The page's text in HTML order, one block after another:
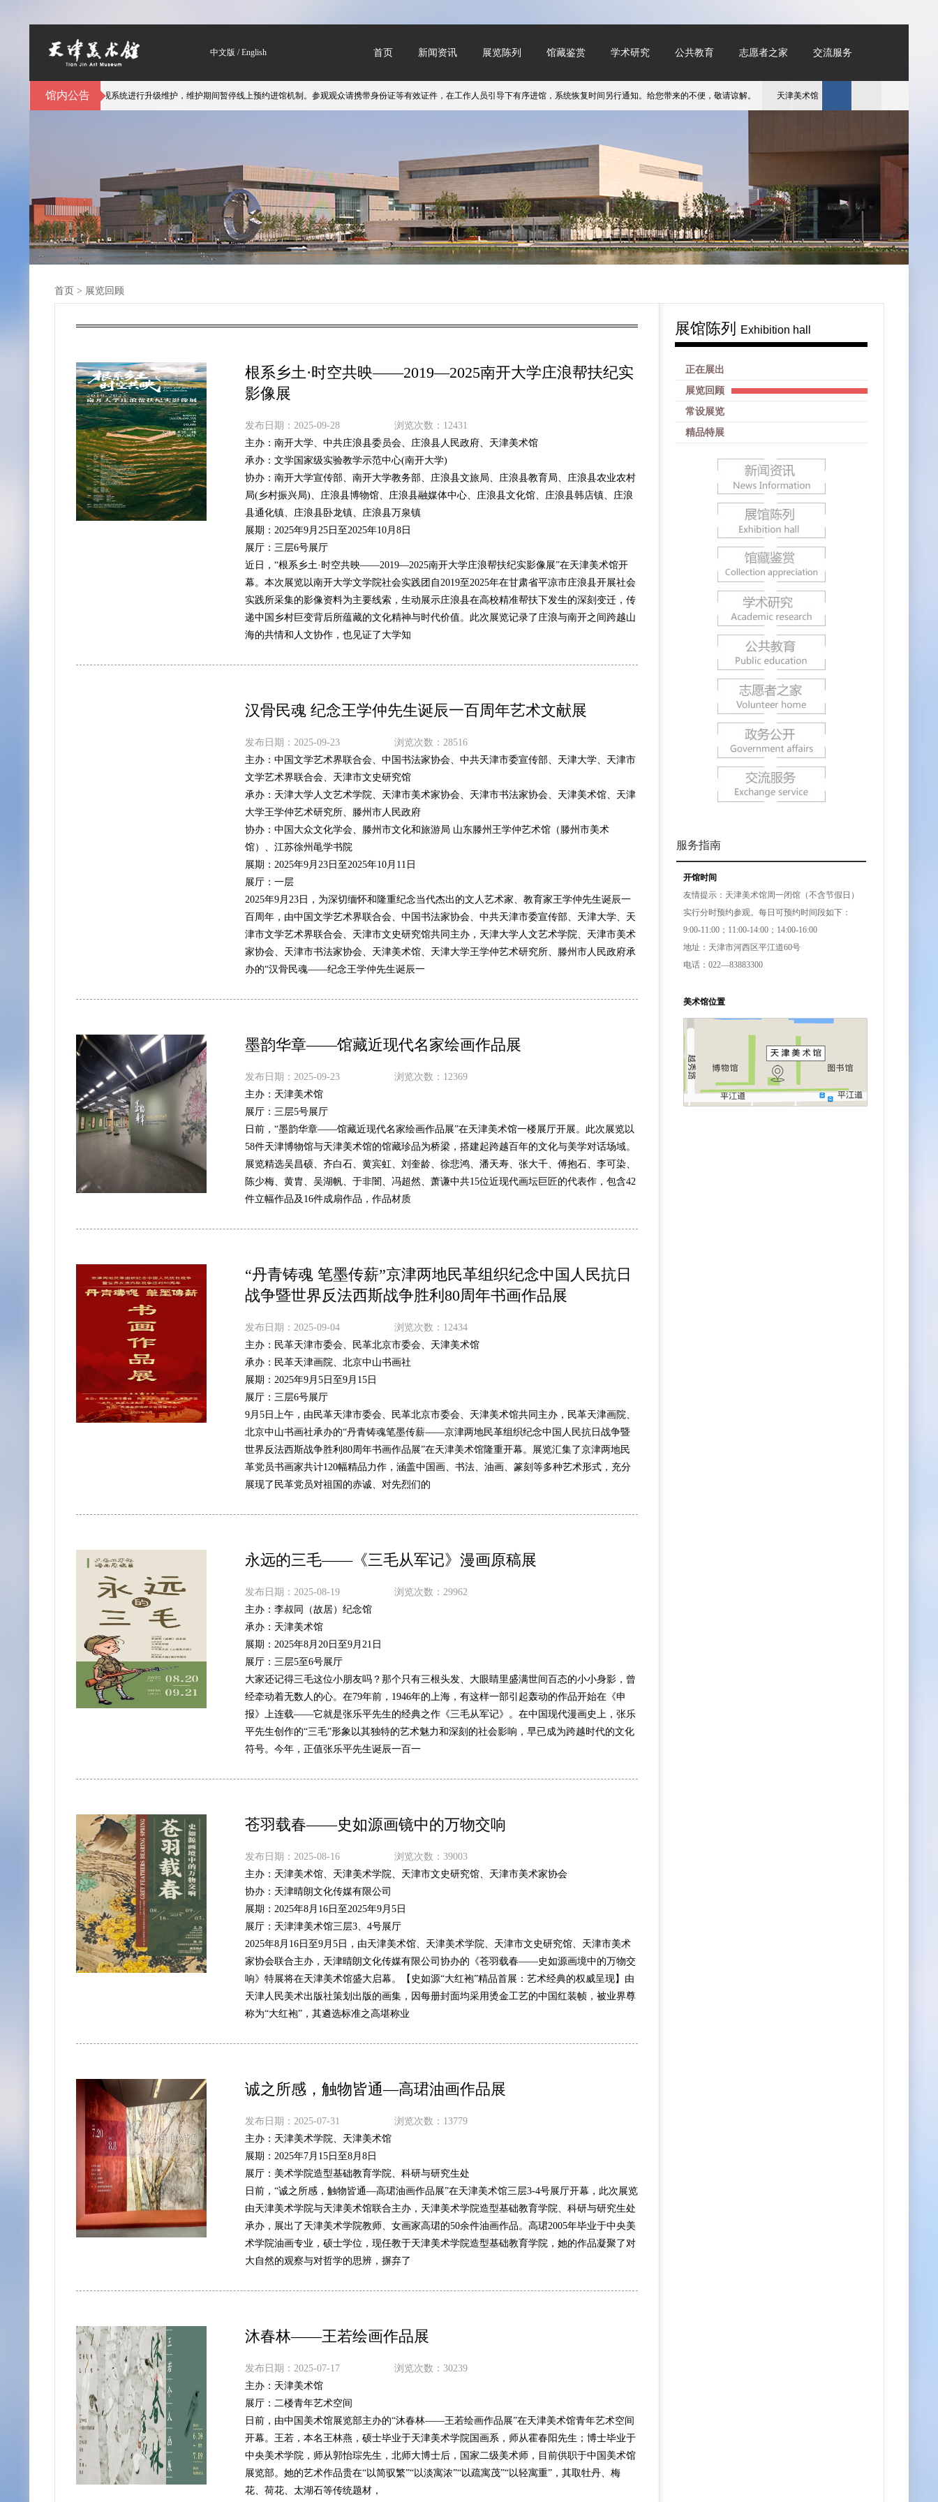
中文版 /English 首页 新闻资讯 展览陈列 馆藏鉴赏 学术研究 公共教育 志愿者之家 交流服务
馆内公告
3月6日起对预约参观系统进行升级维护，维护期间暂停线上预约进馆机制。参观观众请携带身份证等有效证件，在工作人员引导下有序进馆，系统恢复时间另行通知。给您带来的不便，敬请谅解。 天津美术馆春节假期开放时间为1月28日（除夕
首页 > 展览回顾
根系乡土·时空共映——2019—2025南开大学庄浪帮扶纪实
影像展
发布日期：2025-09-28
浏览次数：12431
主办： 南开大学、中共庄浪县委员会、庄浪县人民政府、天津美术馆
承办： 文学国家级实验教学示范中心(南开大学)
协办： 南开大学宣传部、南开大学教务部、庄浪县文旅局、庄浪县教育局、庄浪县农业农村
局(乡村振兴局)、庄浪县博物馆、庄浪县融媒体中心、庄浪县文化馆、庄浪县韩店镇、庄浪
县通化镇、庄浪县卧龙镇、庄浪县万泉镇
展期： 2025年9月25日至2025年10月8日
展厅： 三层6号展厅
近日，“根系乡土·时空共映——2019—2025南开大学庄浪帮扶纪实影像展”在天津美术馆开
幕。本次展览以南开大学文学院社会实践团自2019至2025年在甘肃省平凉市庄浪县开展社会
实践所采集的影像资料为主要线索，生动展示庄浪县在高校精准帮扶下发生的深刻变迁，传
递中国乡村巨变背后所蕴藏的文化精神与时代价值。此次展览记录了庄浪与南开之间跨越山
海的共情和人文协作，也见证了大学知
汉骨民魂 纪念王学仲先生诞辰一百周年艺术文献展
发布日期：2025-09-23
浏览次数：28516
主办： 中国文学艺术界联合会、中国书法家协会、中共天津市委宣传部、天津大学、天津市
文学艺术界联合会、天津市文史研究馆
承办： 天津大学人文艺术学院、天津市美术家协会、天津市书法家协会、天津美术馆、天津
大学王学仲艺术研究所、滕州市人民政府
协办： 中国大众文化学会、滕州市文化和旅游局 山东滕州王学仲艺术馆（滕州市美术
馆）、江苏徐州黾学书院
展期： 2025年9月23日至2025年10月11日
展厅： 一层
2025年9月23日，为深切缅怀和隆重纪念当代杰出的文人艺术家、教育家王学仲先生诞辰一
百周年，由中国文学艺术界联合会、中国书法家协会、中共天津市委宣传部、天津大学、天
津市文学艺术界联合会、天津市文史研究馆共同主办，天津大学人文艺术学院、天津市美术
家协会、天津市书法家协会、天津美术馆、天津大学王学仲艺术研究所、滕州市人民政府承
办的“汉骨民魂——纪念王学仲先生诞辰一
墨韵华章——馆藏近现代名家绘画作品展
发布日期：2025-09-23
浏览次数：12369
主办： 天津美术馆
展厅： 三层5号展厅
日前，“墨韵华章——馆藏近现代名家绘画作品展”在天津美术馆一楼展厅开展。此次展览以
58件天津博物馆与天津美术馆的馆藏珍品为桥梁，搭建起跨越百年的文化与美学对话场域。
展览精选吴昌硕、齐白石、黄宾虹、刘奎龄、徐悲鸿、潘天寿、张大千、傅抱石、李可染、
陈少梅、黄胄、吴湖帆、于非闇、冯超然、萧谦中共15位近现代画坛巨匠的代表作，包含42
件立幅作品及16件成扇作品，作品材质
“丹青铸魂 笔墨传薪”京津两地民革组织纪念中国人民抗日
战争暨世界反法西斯战争胜利80周年书画作品展
发布日期：2025-09-04
浏览次数：12434
主办： 民革天津市委会、民革北京市委会、天津美术馆
承办： 民革天津画院、北京中山书画社
展期： 2025年9月5日至9月15日
展厅： 三层6号展厅
9月5日上午，由民革天津市委会、民革北京市委会、天津美术馆共同主办，民革天津画院、
北京中山书画社承办的“丹青铸魂笔墨传薪——京津两地民革组织纪念中国人民抗日战争暨
世界反法西斯战争胜利80周年书画作品展”在天津美术馆隆重开幕。展览汇集了京津两地民
革党员书画家共计120幅精品力作，涵盖中国画、书法、油画、篆刻等多种艺术形式，充分
展现了民革党员对祖国的赤诚、对先烈们的
永远的三毛——《三毛从军记》漫画原稿展
发布日期：2025-08-19
浏览次数：29962
主办： 李叔同（故居）纪念馆
承办： 天津美术馆
展期： 2025年8月20日至9月21日
展厅： 三层5至6号展厅
大家还记得三毛这位小朋友吗？那个只有三根头发、大眼睛里盛满世间百态的小小身影，曾
经牵动着无数人的心。在79年前，1946年的上海，有这样一部引起轰动的作品开始在《申
报》上连载——它就是张乐平先生的经典之作《三毛从军记》。在中国现代漫画史上，张乐
平先生创作的“三毛”形象以其独特的艺术魅力和深刻的社会影响，早已成为跨越时代的文化
符号。今年，正值张乐平先生诞辰一百一
苍羽载春——史如源画镜中的万物交响
发布日期：2025-08-16
浏览次数：39003
主办： 天津美术馆、天津美术学院、天津市文史研究馆、天津市美术家协会
协办： 天津晴朗文化传媒有限公司
展期： 2025年8月16日至2025年9月5日
展厅： 天津津美术馆三层3、4号展厅
2025年8月16日至9月5日，由天津美术馆、天津美术学院、天津市文史研究馆、天津市美术
家协会联合主办，天津晴朗文化传媒有限公司协办的《苍羽载春——史如源画境中的万物交
响》特展将在天津美术馆盛大启幕。【史如源“大红袍”精品首展：艺术经典的权威呈现】由
天津人民美术出版社策划出版的画集，因每册封面均采用烫金工艺的中国红装帧，被业界尊
称为“大红袍”，其遴选标准之高堪称业
诚之所感，触物皆通—高珺油画作品展
发布日期：2025-07-31
浏览次数：13779
主办： 天津美术学院、天津美术馆
展期： 2025年7月15日至8月8日
展厅： 美术学院造型基础教育学院、科研与研究生处
日前，“诚之所感，触物皆通—高珺油画作品展”在天津美术馆三层3-4号展厅开幕，此次展览
由天津美术学院与天津美术馆联合主办，天津美术学院造型基础教育学院、科研与研究生处
承办，展出了天津美术学院教师、女画家高珺的50余件油画作品。高珺2005年毕业于中央美
术学院油画专业，硕士学位，现任教于天津美术学院造型基础教育学院，她的作品凝聚了对
大自然的观察与对哲学的思辨，摒弃了
沐春林——王若绘画作品展
发布日期：2025-07-17
浏览次数：30239
主办： 天津美术馆
展厅： 二楼青年艺术空间
日前，由中国美术馆展览部主办的“沐春林——王若绘画作品展”在天津美术馆青年艺术空间
开幕。王若，本名王林燕，硕士毕业于天津美术学院国画系，师从霍春阳先生；博士毕业于
中央美术学院，师从郭怡琮先生，北师大博士后，国家二级美术师，目前供职于中国美术馆
展览部。她的艺术作品贵在“以简驭繁”“以淡寓浓”“以疏寓茂”“以轻寓重”，其取牡丹、梅
花、荷花、太湖石等传统题材，
展馆陈列 Exhibition hall
正在展出
展览回顾
常设展览
精品特展
服务指南
开馆时间
友情提示：天津美术馆周一闭馆（不含节假日）
实行分时预约参观。每日可预约时间段如下：
9:00-11:00；11:00-14:00；14:00-16:00
地址：天津市河西区平江道60号
电话：022—83883300
美术馆位置